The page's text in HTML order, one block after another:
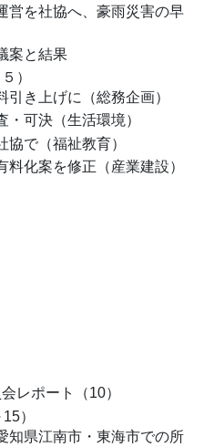
営を社協へ、豪雨災害の早
案と結果
）
き上げに（総務企画）
可決（生活環境）
で（福祉教育）
化案を修正（産業建設）
レポート（10）
）
知県江南市・東海市での所